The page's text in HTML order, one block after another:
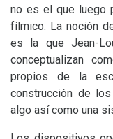
no es el que luego
fílmico. La noción
es la que Jean-
conceptualizan
propios de la
construcción de
algo así como una